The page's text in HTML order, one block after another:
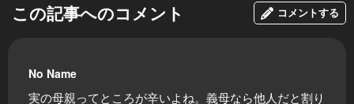
この記事へのコメント コメントする
No Name
実の母親ってところが辛いよね。義母なら他人だと割り